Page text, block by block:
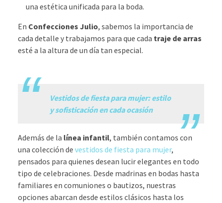
una estética unificada para la boda.
En Confecciones Julio, sabemos la importancia de
cada detalle y trabajamos para que cada traje de arras
esté a la altura de un día tan especial.
Vestidos de fiesta para mujer: estilo
y sofisticación en cada ocasión
Además de la línea infantil, también contamos con
una colección de vestidos de fiesta para mujer,
pensados para quienes desean lucir elegantes en todo
tipo de celebraciones. Desde madrinas en bodas hasta
familiares en comuniones o bautizos, nuestras
opciones abarcan desde estilos clásicos hasta los